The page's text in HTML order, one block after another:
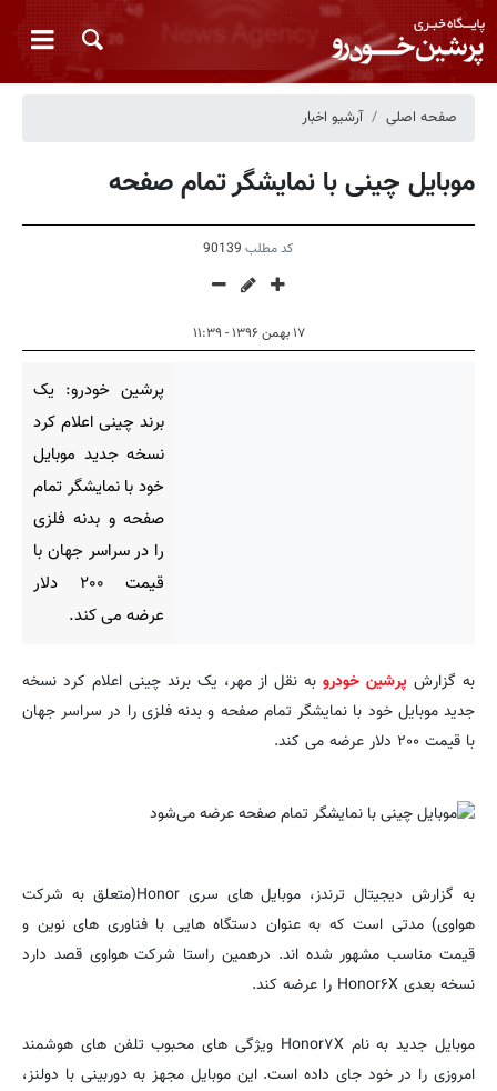
صفحه اصلی آرشیو اخبار
موبایل چینی با نمایشگر تمام صفحه
کد مطلب 90139
۱۷ بهمن ۱۳۹۶ - ۱۱:۳۹
پرشین خودرو: یک
برند چینی اعلام کرد
نسخه جدید موبایل
خود با نمایشگر تمام
صفحه و بدنه فلزی
را در سراسر جهان با
قیمت ۲۰۰ دلار
عرضه می کند.
به گزارش پرشین خودرو به نقل از مهر، یک برند چینی اعلام کرد نسخه
جدید موبایل خود با نمایشگر تمام صفحه و بدنه فلزی را در سراسر جهان
با قیمت ۲۰۰ دلار عرضه می کند.
به گزارش دیجیتال ترندز، موبایل های سری Honor(متعلق به شرکت
هواوی) مدتی است که به عنوان دستگاه هایی با فناوری های نوین و
قیمت مناسب مشهور شده اند. درهمین راستا شرکت هواوی قصد دارد
نسخه بعدی Honor۶X را عرضه کند.
موبایل جدید به نام Honor۷X ویژگی های محبوب تلفن های هوشمند
امروزی را در خود جای داده است. این موبایل مجهز به دوربینی با دولنز،